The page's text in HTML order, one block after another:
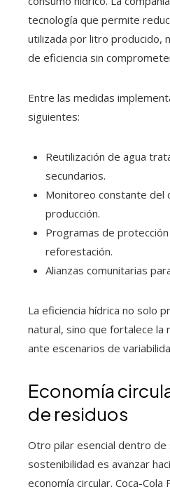
tecnología que permite
utilizada por litro producido,
de eficiencia sin
Entre las medidas
siguientes:
Reutilización de agua
secundarios.
Monitoreo constante del
producción.
Programas de
reforestación.
Alianzas comunitarias
La eficiencia hídrica no solo
natural, sino que fortalece la
ante escenarios de
Economía
de residuos
Otro pilar esencial dentro
sostenibilidad es avanzar
economía circular. Coca-Cola